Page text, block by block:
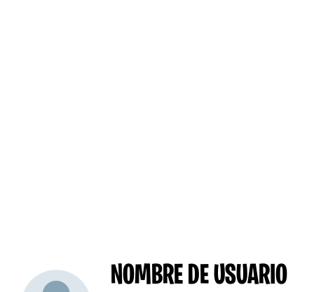
NOMBRE DE USUARIO